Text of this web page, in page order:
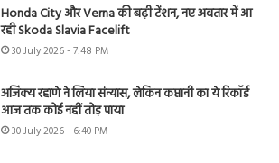
Honda City और Verna की बढ़ी टेंशन, नए अवतार में आ
रही Skoda Slavia Facelift
30 July 2026 - 7:48 PM
अजिंक्य रहाणे ने लिया संन्यास, लेकिन कप्तानी का ये रिकॉर्ड
आज तक कोई नहीं तोड़ पाया
30 July 2026 - 6:40 PM